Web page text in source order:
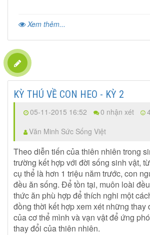
Xem thêm...
KỲ THÚ VỀ CON HEO - KỲ 2
05-11-2015 16:52 0 nhận xét
Văn Minh Sức Sống Việt
Theo diễn tiến của thiên nhiên trong
trường kết hợp với đời sống sinh vật,
cụ thể là hơn 1 triệu năm trước, con
đều ăn sống. Để tồn tại, muôn loài
thức ăn phù hợp để thích nghi một
đồng thời kết hợp xem xét những thay
của cơ thể mình và vạn vật để ứng
thay đổi của thiên nhiên.